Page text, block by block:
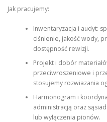
Jak pracujemy:
Inwentaryzacja i audyt:
ciśnienie, jakość wody,
dostępność rewizji.
Projekt i dobór
przeciwroszeniowe i
stosujemy rozwiazania
Harmonogram i
administracją oraz
lub wyłączenia pionów.